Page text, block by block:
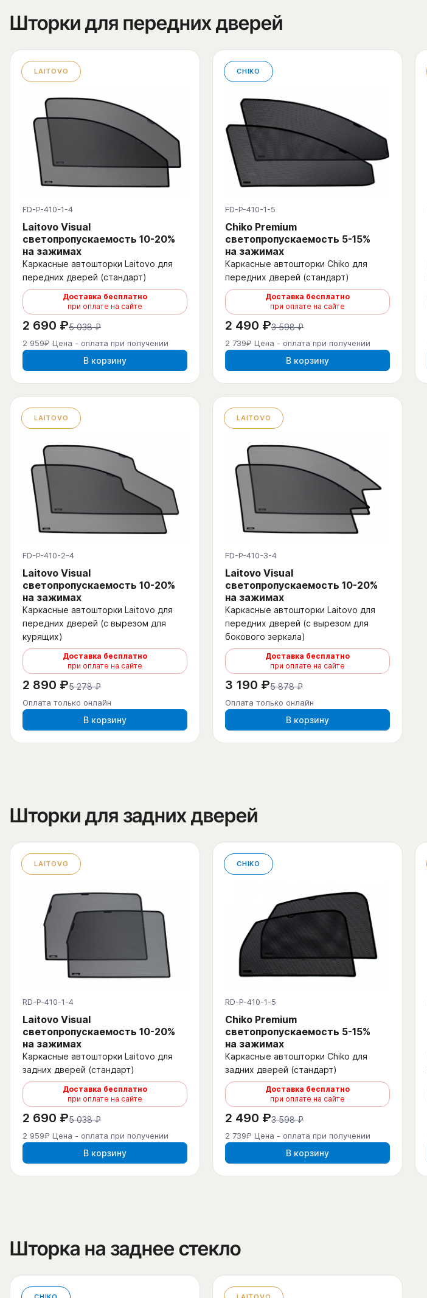
Шторки для передних дверей
LAITOVO
FD-P-410-1-4
Laitovo Visual
светопропускаемость 10-20%
на зажимах
Каркасные автошторки Laitovo для
передних дверей (стандарт)
Доставка бесплатно
при оплате на сайте
2 690 ₽5 038 ₽
2 959₽ Цена - оплата при получении
В корзину
CHIKO
FD-P-410-1-5
Chiko Premium
светопропускаемость 5-15%
на зажимах
Каркасные автошторки Chiko для
передних дверей (стандарт)
Доставка бесплатно
при оплате на сайте
2 490 ₽3 598 ₽
2 739₽ Цена - оплата при получении
В корзину
LAITOVO
FD-P-410-2-4
Laitovo Visual
светопропускаемость 10-20%
на зажимах
Каркасные автошторки Laitovo для
передних дверей (с вырезом для
курящих)
Доставка бесплатно
при оплате на сайте
2 890 ₽5 278 ₽
Оплата только онлайн
В корзину
LAITOVO
FD-P-410-3-4
Laitovo Visual
светопропускаемость 10-20%
на зажимах
Каркасные автошторки Laitovo для
передних дверей (с вырезом для
бокового зеркала)
Доставка бесплатно
при оплате на сайте
3 190 ₽5 878 ₽
Оплата только онлайн
В корзину
Шторки для задних дверей
LAITOVO
RD-P-410-1-4
Laitovo Visual
светопропускаемость 10-20%
на зажимах
Каркасные автошторки Laitovo для
задних дверей (стандарт)
Доставка бесплатно
при оплате на сайте
2 690 ₽5 038 ₽
2 959₽ Цена - оплата при получении
В корзину
CHIKO
RD-P-410-1-5
Chiko Premium
светопропускаемость 5-15%
на зажимах
Каркасные автошторки Chiko для
задних дверей (стандарт)
Доставка бесплатно
при оплате на сайте
2 490 ₽3 598 ₽
2 739₽ Цена - оплата при получении
В корзину
Шторка на заднее стекло